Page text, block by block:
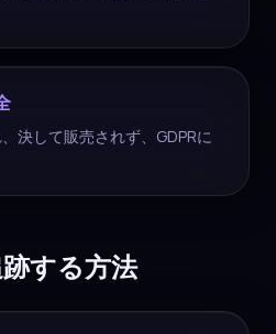
決して販売されず、GDPRに
する方法